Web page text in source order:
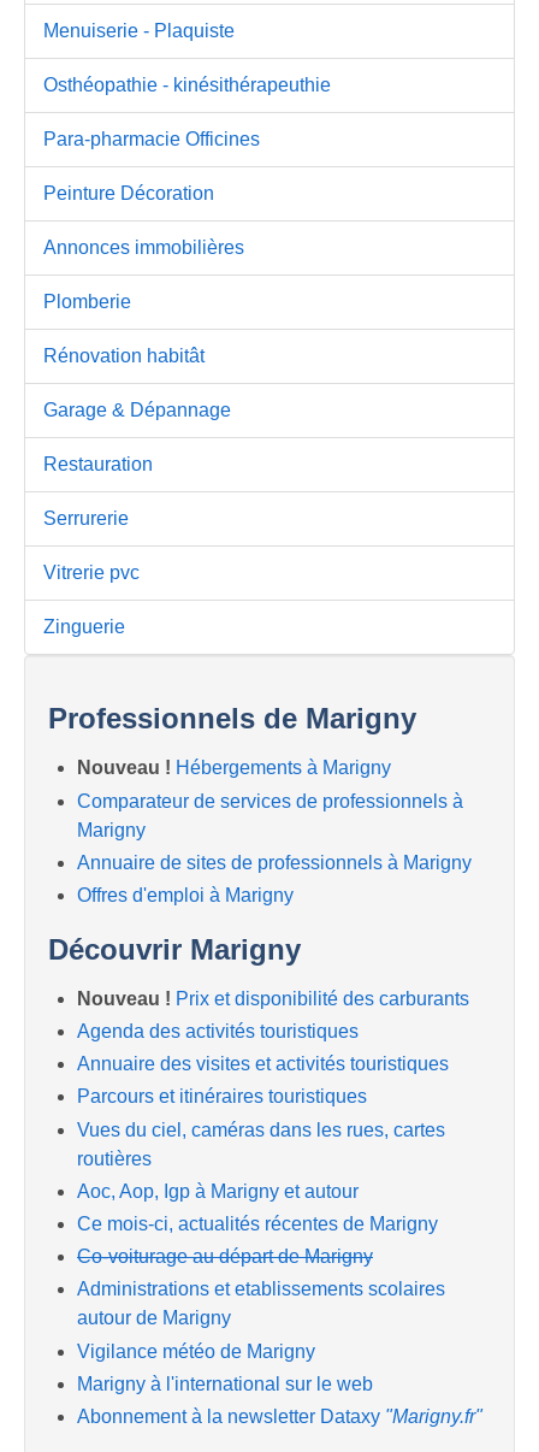
Menuiserie - Plaquiste
Osthéopathie - kinésithérapeuthie
Para-pharmacie Officines
Peinture Décoration
Annonces immobilières
Plomberie
Rénovation habitât
Garage & Dépannage
Restauration
Serrurerie
Vitrerie pvc
Zinguerie
Professionnels de Marigny
Nouveau ! Hébergements à Marigny
Comparateur de services de professionnels à
Marigny
Annuaire de sites de professionnels à Marigny
Offres d'emploi à Marigny
Découvrir Marigny
Nouveau ! Prix et disponibilité des carburants
Agenda des activités touristiques
Annuaire des visites et activités touristiques
Parcours et itinéraires touristiques
Vues du ciel, caméras dans les rues, cartes
routières
Aoc, Aop, Igp à Marigny et autour
Ce mois-ci, actualités récentes de Marigny
Co-voiturage au départ de Marigny
Administrations et etablissements scolaires
autour de Marigny
Vigilance météo de Marigny
Marigny à l'international sur le web
Abonnement à la newsletter Dataxy "Marigny.fr"